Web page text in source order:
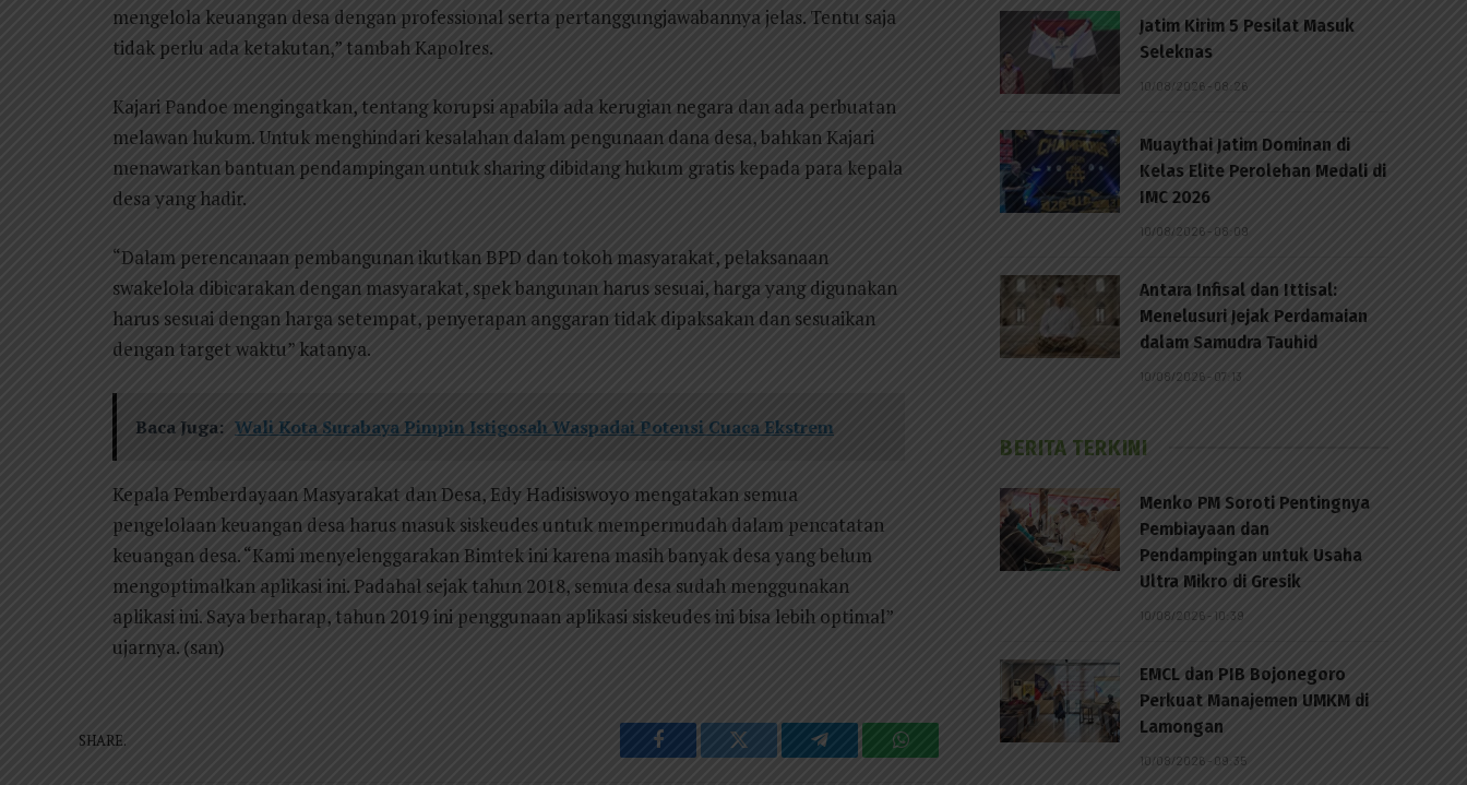
mengelola keuangan desa dengan professional serta pertanggungjawabannya jelas. Tentu saja
tidak perlu ada ketakutan,” tambah Kapolres.
Kajari Pandoe mengingatkan, tentang korupsi apabila ada kerugian negara dan ada perbuatan
melawan hukum. Untuk menghindari kesalahan dalam pengunaan dana desa, bahkan Kajari
menawarkan bantuan pendampingan untuk sharing dibidang hukum gratis kepada para kepala
desa yang hadir.
“Dalam perencanaan pembangunan ikutkan BPD dan tokoh masyarakat, pelaksanaan
swakelola dibicarakan dengan masyarakat, spek bangunan harus sesuai, harga yang digunakan
harus sesuai dengan harga setempat, penyerapan anggaran tidak dipaksakan dan sesuaikan
dengan target waktu” katanya.
Baca Juga: Wali Kota Surabaya Pimpin Istigosah Waspadai Potensi Cuaca Ekstrem
Kepala Pemberdayaan Masyarakat dan Desa, Edy Hadisiswoyo mengatakan semua
pengelolaan keuangan desa harus masuk siskeudes untuk mempermudah dalam pencatatan
keuangan desa. “Kami menyelenggarakan Bimtek ini karena masih banyak desa yang belum
mengoptimalkan aplikasi ini. Padahal sejak tahun 2018, semua desa sudah menggunakan
aplikasi ini. Saya berharap, tahun 2019 ini penggunaan aplikasi siskeudes ini bisa lebih optimal”
ujarnya. (san)
SHARE.
Facebook Twitter Telegram WhatsApp
Jatim Kirim 5 Pesilat Masuk
Seleknas
10/08/2026 - 08:26
Muaythai Jatim Dominan di
Kelas Elite Perolehan Medali di
IMC 2026
10/08/2026 - 08:09
Antara Infisal dan Ittisal:
Menelusuri Jejak Perdamaian
dalam Samudra Tauhid
10/08/2026 - 07:13
BERITA TERKINI
Menko PM Soroti Pentingnya
Pembiayaan dan
Pendampingan untuk Usaha
Ultra Mikro di Gresik
10/08/2026 - 10:39
EMCL dan PIB Bojonegoro
Perkuat Manajemen UMKM di
Lamongan
10/08/2026 - 09:35